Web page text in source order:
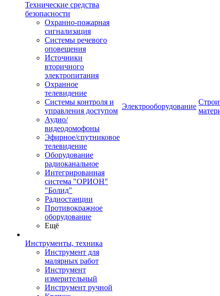
Технические средства
безопасности
Охранно-пожарная
сигнализация
Системы речевого
оповещения
Источники
вторичного
электропитания
Охранное
телевидение
Системы контроля и
управления доступом
Аудио/
видеодомофоны
Эфирное/спутниковое
телевидение
Оборудование
радиоканальное
Интегрированная
система "ОРИОН"
"Болид"
Радиостанции
Противокражное
оборудование
Ещё
Инструменты, техника
Инструмент для
малярных работ
Инструмент
измерительный
Инструмент ручной
Электрооборудование